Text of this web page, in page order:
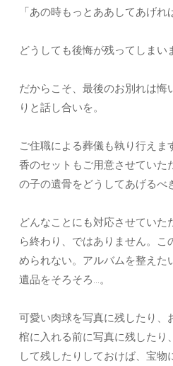
「あの時もっとああしてあげれ
どうしても後悔が残ってしまい
だからこそ、最後のお別れは悔
りと話し合いを。
ご住職による葬儀も執り行えま
香のセットもご用意させていた
の子の遺骨をどうしてあげるべ
どんなことにも対応させていた
ら終わり、ではありません。こ
められない。アルバムを整えた
遺品をそろそろ…。
可愛い肉球を写真に残したり、
棺に入れる前に写真に残したり
して残したりしておけば、宝物